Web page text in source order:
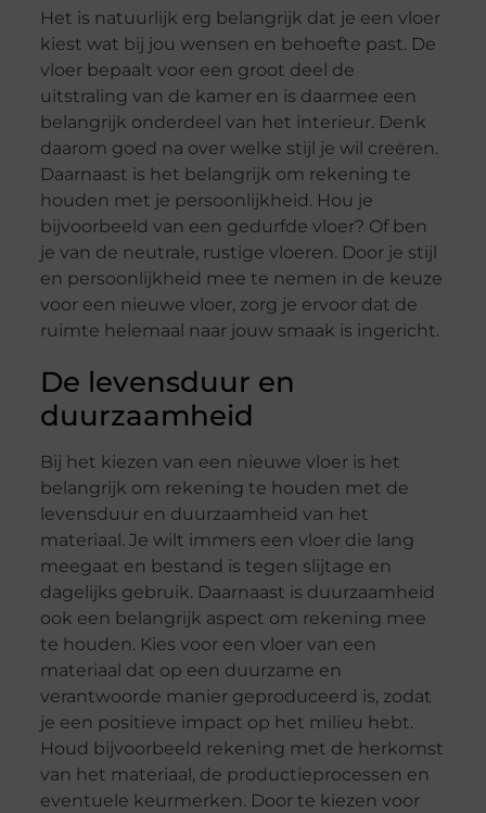
Het is natuurlijk erg belangrijk dat je een vloer
kiest wat bij jou wensen en behoefte past. De
vloer bepaalt voor een groot deel de
uitstraling van de kamer en is daarmee een
belangrijk onderdeel van het interieur. Denk
daarom goed na over welke stijl je wil creëren.
Daarnaast is het belangrijk om rekening te
houden met je persoonlijkheid. Hou je
bijvoorbeeld van een gedurfde vloer? Of ben
je van de neutrale, rustige vloeren. Door je stijl
en persoonlijkheid mee te nemen in de keuze
voor een nieuwe vloer, zorg je ervoor dat de
ruimte helemaal naar jouw smaak is ingericht.
De levensduur en
duurzaamheid
Bij het kiezen van een nieuwe vloer is het
belangrijk om rekening te houden met de
levensduur en duurzaamheid van het
materiaal. Je wilt immers een vloer die lang
meegaat en bestand is tegen slijtage en
dagelijks gebruik. Daarnaast is duurzaamheid
ook een belangrijk aspect om rekening mee
te houden. Kies voor een vloer van een
materiaal dat op een duurzame en
verantwoorde manier geproduceerd is, zodat
je een positieve impact op het milieu hebt.
Houd bijvoorbeeld rekening met de herkomst
van het materiaal, de productieprocessen en
eventuele keurmerken. Door te kiezen voor